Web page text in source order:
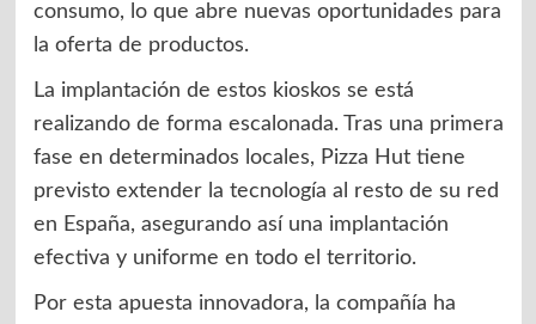
consumo, lo que abre nuevas oportunidades para
la oferta de productos.
La implantación de estos kioskos se está
realizando de forma escalonada. Tras una primera
fase en determinados locales, Pizza Hut tiene
previsto extender la tecnología al resto de su red
en España, asegurando así una implantación
efectiva y uniforme en todo el territorio.
Por esta apuesta innovadora, la compañía ha